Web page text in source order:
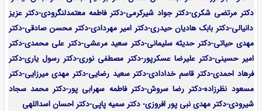
دکتر مرتضی شکری-دکتر جواد شیرکرمی-دکتر فاطمه معتمدلنگرودی-دکتر عزیز
دانیالی-دکتر بابک هادیان حیدری-دکتر امیر مهردادی-دکتر محسن صادقی-دکتر
مهدی حیاتی-دکتر حدیثه سلیمانی-دکتر سعید مرعشی-دکتر علی محمدی-دکتر
امیر حسینی-دکتر علیرضا عسکرپور-دکتر مصطفی نوری-دکتر رسول یاری-دکتر
فرهاد احمدی-دکتر قاسم خدادادی-دکتر سعید رضایی-دکتر مهدی میرزایی-دکتر
مسعود نظرزاده-دکتر رضا سروش-دکتر فاطمه سهرابی پور-دکتر محمد سجاد
شیرودی-دکتر مهدی نبی پور افروزی- دکتر سمیه پاپی-دکتر احسان اسداللهی